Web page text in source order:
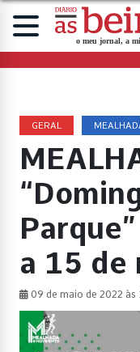
GERAL
a 15 de
09 de maio de 2022 às